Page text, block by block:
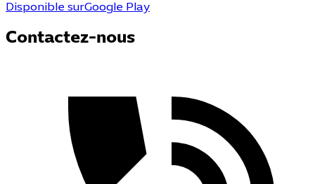
Disponible surGoogle Play
Contactez-nous